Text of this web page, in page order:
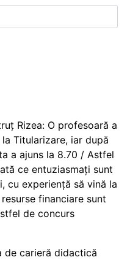
Rizea: O profesoară a
Titularizare, iar după
a ajuns la 8.70 / Astfel
ce entuziasmați sunt
cu experiență să vină la
financiare sunt
de concurs
de carieră didactică